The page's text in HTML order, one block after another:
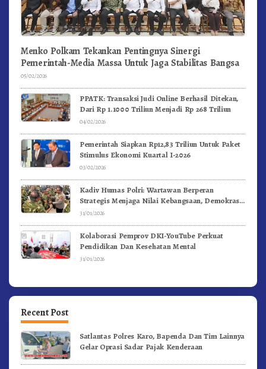
Menko Polkam Tekankan Pentingnya Sinergi
Pemerintah-Media Massa Untuk Jaga Stabilitas Bangsa
05/02/2026
PPATK: Transaksi Judi Online Berhasil Ditekan,
Dari Rp 1.1000 Triliun Menjadi Rp 268 Triliun
04/02/2026
Pemerintah Siapkan Rp12,83 Triliun Untuk Paket
Stimulus Ekonomi Kuartal I-2026
03/02/2026
Kadiv Humas Polri: Wartawan Berperan
Strategis Menjaga Nilai Kebangsaan, Demokrasi,
dan NKRI
31/01/2026
Kolaborasi Pemprov DKI-YouTube Perkuat
Pendidikan Dan Kesehatan Mental
31/01/2026
Recent Post
Satlantas Polres Karo, Bapenda Dan Tim Lainnya
Gelar Oprasi Sadar Pajak Kenderaan